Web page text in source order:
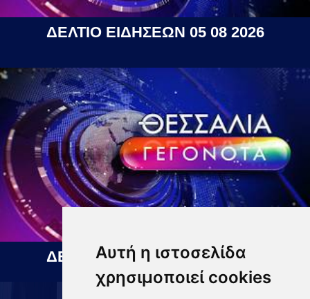
Αυτή η ιστοσελίδα
χρησιμοποιεί cookies
ΔΕΛΤΙΟ ΕΙΔΗΣΕΩΝ 05 08 2026
ΔΕΛΤΙΟ ΕΙΔΗΣΕΩΝ 06 08 2026